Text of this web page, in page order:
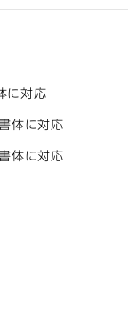
に対応
体に対応
体に対応